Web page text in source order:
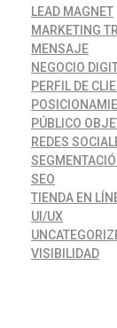
LEAD MAGNET
MARKETING
MENSAJE
NEGOCIO
PERFIL DE
PÚBLICO
REDES
SEO
TIENDA EN
UI/UX
VISIBILIDAD